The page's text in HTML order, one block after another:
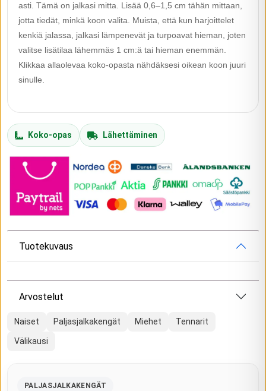
asti. Tämä on jalkasi mitta. Lisää 0,6–1,5 cm tähän mittaan,
jotta tiedät, minkä koon valita. Muista, että kun harjoittelet
kenkiä jalassa, jalkasi lämpenevät ja turpoavat hieman, joten
valitse lisätilaa lähemmäs 1 cm:ä tai hieman enemmän.
Klikkaa allaolevaa koko-opasta nähdäksesi oikean koon juuri
sinulle.
Koko-opas Lähettäminen
Tuotekuvaus
Arvostelut
Naiset Paljasjalkakengät Miehet Tennarit
Välikausi
PALJASJALKAKENGÄT